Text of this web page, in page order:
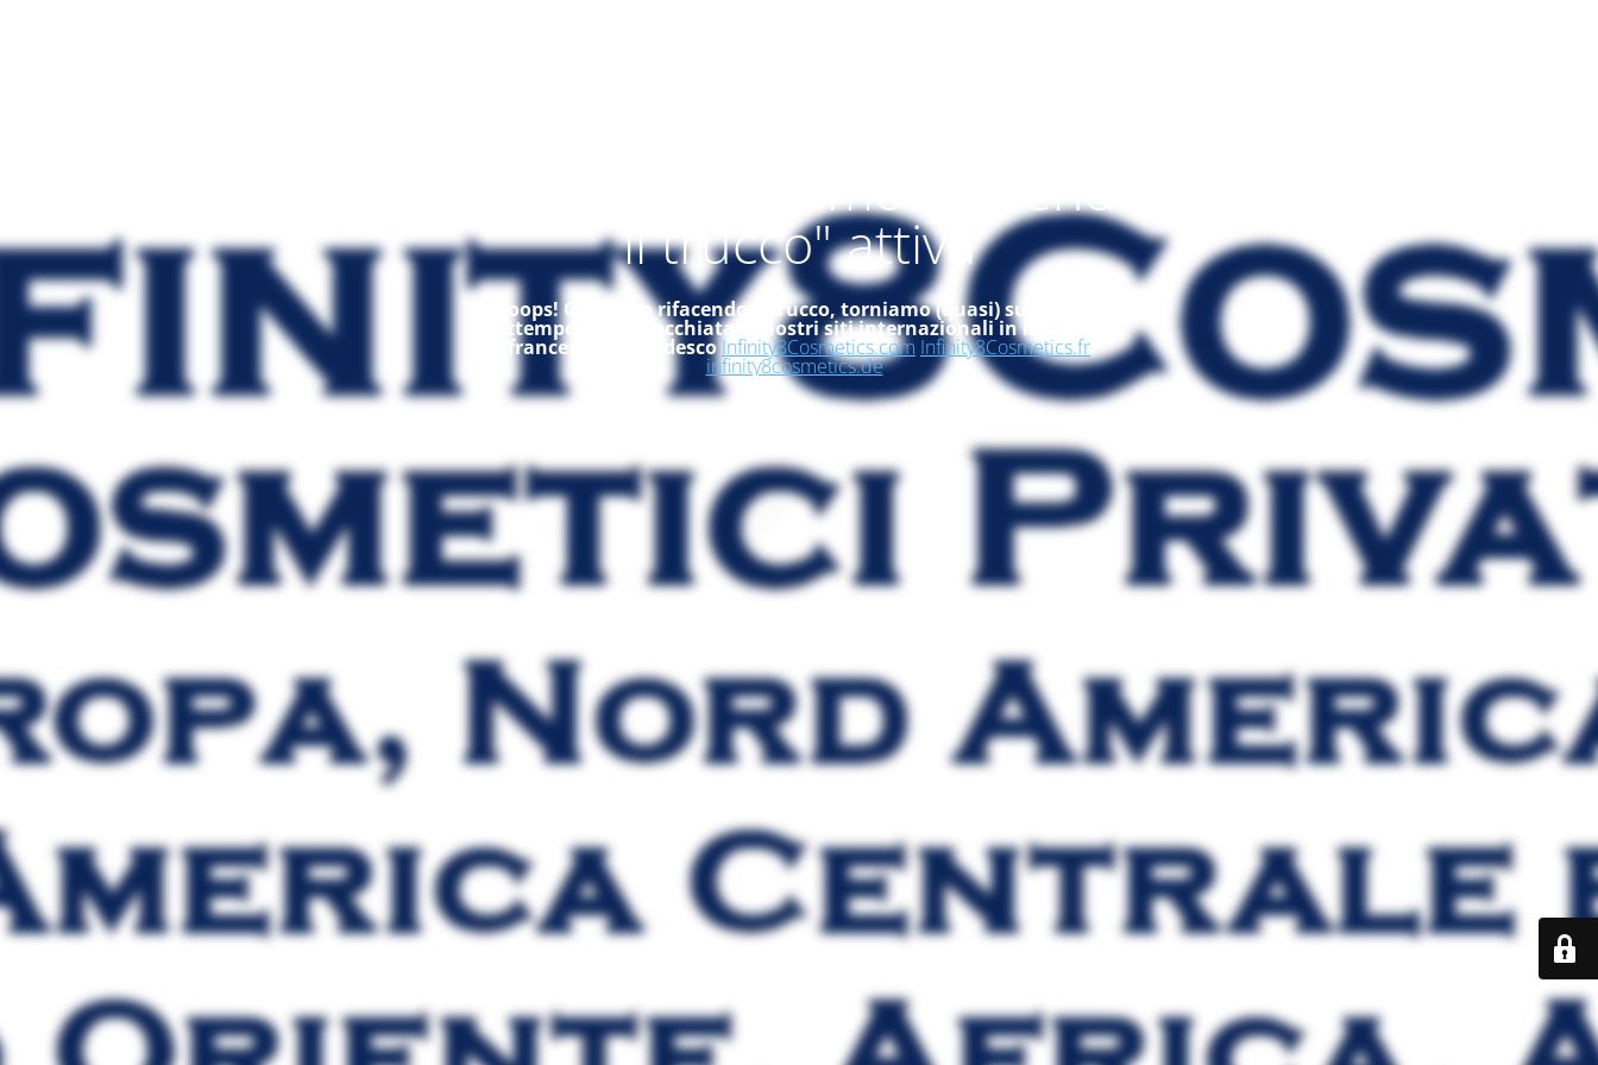
Modalità "ci stiamo rifacendo
il trucco" attiva
Ooops! Ci stiamo rifacendo il trucco, torniamo (quasi) subito, nel
frattempo, dai un'occhiata ai nostri siti internazionali in inglese, in
francese ed in tedesco Infinity8Cosmetics.com Infinity8Cosmetics.fr
infinity8cosmetics.de